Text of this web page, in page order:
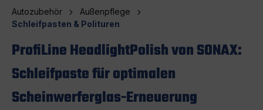
Autozubehör
Außenpflege
Schleifpasten & Polituren
ProfiLine HeadlightPolish von SONAX:
Schleifpaste für optimalen
Scheinwerferglas-Erneuerung